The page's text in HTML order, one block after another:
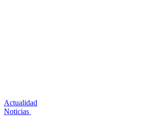
Actualidad
Noticias